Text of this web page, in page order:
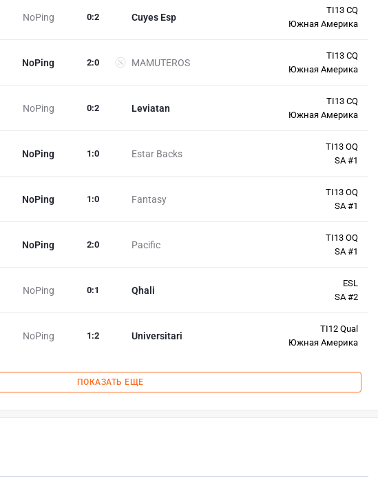
NoPing Cuyes Esp
0:2
TI13 CQ
Южная Америка
NoPing MAMUTEROS
2:0
TI13 CQ
Южная Америка
NoPing Leviatan
0:2
TI13 CQ
Южная Америка
NoPing Estar Backs
1 :0
TI13 OQ
SA #1
NoPing Fantasy
1 :0
TI13 OQ
SA #1
NoPing Pacific
2:0
TI13 OQ
SA #1
NoPing Qhali
0:1
ESL
SA #2
NoPing Universitari
1 :2
TI12 Qual
Южная Америка
ПОКАЗАТЬ ЕЩЕ